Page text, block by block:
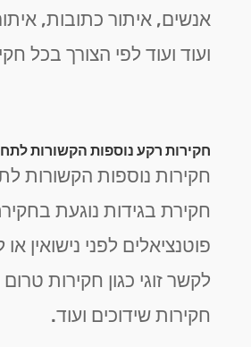
אנשים, איתור כתובות,
ועוד ועוד לפי הצורך בכל
חקירות רקע נוספות הקשורות
חקירות נוספות הקשורות
חקירת בגידות נוגעת
פוטנציאלים לפני נישואין או
לקשר זוגי כגון חקירות טרום
חקירות שידוכים ועוד.